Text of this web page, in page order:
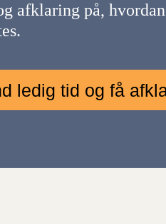
afklaring på,
ledig tid og få